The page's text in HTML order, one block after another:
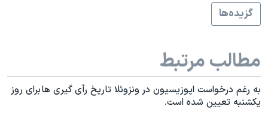
گزيده‌ها
مطالب مرتبط
به رغم درخواست اپوزيسيون در ونزوئلا تاريخ رأی گيری ها برای روز
يکشنبه تعيين شده است.